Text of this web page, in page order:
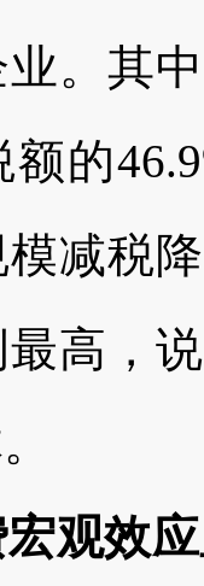
。其
额的
减税
高，
观效